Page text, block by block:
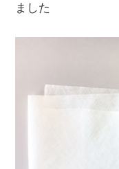
ました